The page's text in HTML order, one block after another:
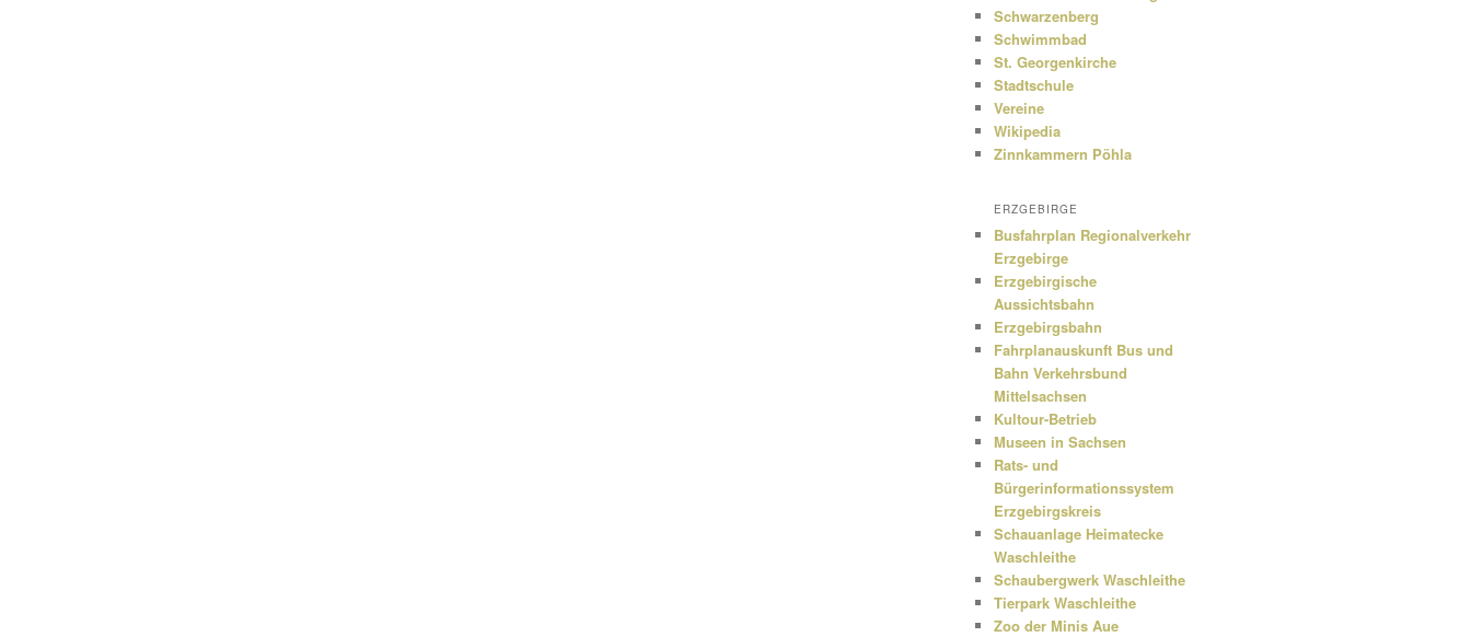
Schwarzenberg
Schwimmbad
St. Georgenkirche
Stadtschule
Vereine
Wikipedia
Zinnkammern Pöhla
ERZGEBIRGE
Busfahrplan Regionalverkehr
Erzgebirge
Erzgebirgische
Aussichtsbahn
Erzgebirgsbahn
Fahrplanauskunft Bus und
Bahn Verkehrsbund
Mittelsachsen
Kultour-Betrieb
Museen in Sachsen
Rats- und
Bürgerinformationssystem
Erzgebirgskreis
Schauanlage Heimatecke
Waschleithe
Schaubergwerk Waschleithe
Tierpark Waschleithe
Zoo der Minis Aue